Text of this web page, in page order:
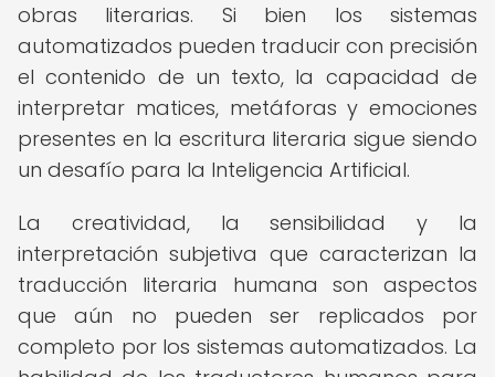
obras literarias. Si bien los sistemas
automatizados pueden traducir con precisión
el contenido de un texto, la capacidad de
interpretar matices, metáforas y emociones
presentes en la escritura literaria sigue siendo
un desafío para la Inteligencia Artificial.
La creatividad, la sensibilidad y la
interpretación subjetiva que caracterizan la
traducción literaria humana son aspectos
que aún no pueden ser replicados por
completo por los sistemas automatizados. La